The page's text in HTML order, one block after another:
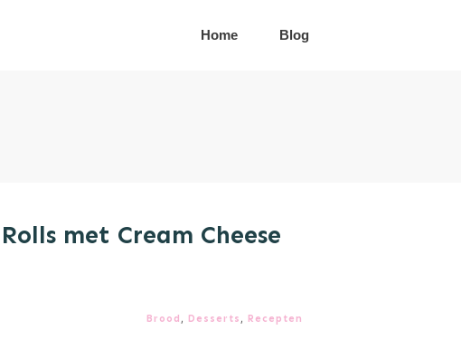
Home Blog
met Cream Cheese
Brood , Desserts , Recepten